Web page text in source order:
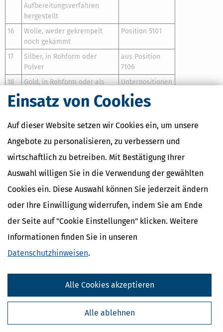
Einsatz von Cookies
Auf dieser Website setzen wir Cookies ein, um unsere
Angebote zu personalisieren, zu verbessern und
wirtschaftlich zu betreiben. Mit Bestätigung Ihrer
Auswahl willigen Sie in die Verwendung der gewählten
Cookies ein. Diese Auswahl können Sie jederzeit ändern
oder Ihre Einwilligung widerrufen, indem Sie am Ende
der Seite auf "Cookie Einstellungen" klicken. Weitere
Informationen finden Sie in unseren
Datenschutzhinweisen.
Alle ablehnen
Alle Cookies akzeptieren
Aufbereitungsverfahren
hergestellt
16
Wolle, weder gekrempelt
noch gekämmt
Position 5101
17
Silber, in Rohform oder
Pulver
aus Position
7106
18
Gold, in Rohform oder als
Zwecken
Unterpositionen
7108 11 00 und
7108 12 00
Pulver
7110
20
Eisen- und Stahlerzeugnisse
Positionen 7207
bis 7212, 7216,
7219, 7220, 7225
und 7226
21
Nicht raffiniertes Kupfer und
Kupferanoden zum
elektrolytischen Raffinieren;
raffiniertes Kupfer und
Kupferlegierungen, in
Rohform;
Kupfervorlegierungen; Draht
Positionen
7402 00 00,
7403, 7405 00 00
und 7408
25
Zink in Rohform Position 7901